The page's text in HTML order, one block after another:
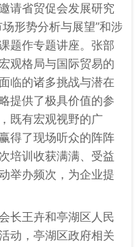
请省贸促会发展研究
形势分析与展望”和涉
题作专题讲座。张部
观格局与国际贸易的
临的诸多挑战与潜在
提供了极具价值的参
既有宏观视野的广
得了现场听众的阵阵
培训收获满满、受益
举办频次，为企业提
长王卉和亭湖区人民
动，亭湖区政府相关